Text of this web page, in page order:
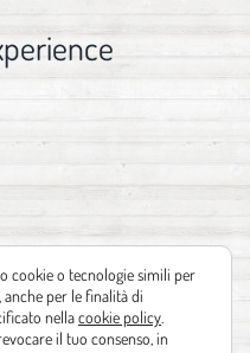
cookie o tecnologie simili per
per le finalità di
nellacookie policy
il tuo consenso, in